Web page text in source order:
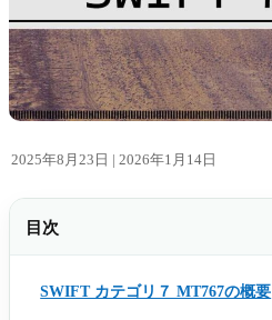
2025年8月23日 | 2026年1月14日
目次
SWIFT カテゴリ７ MT767の概要